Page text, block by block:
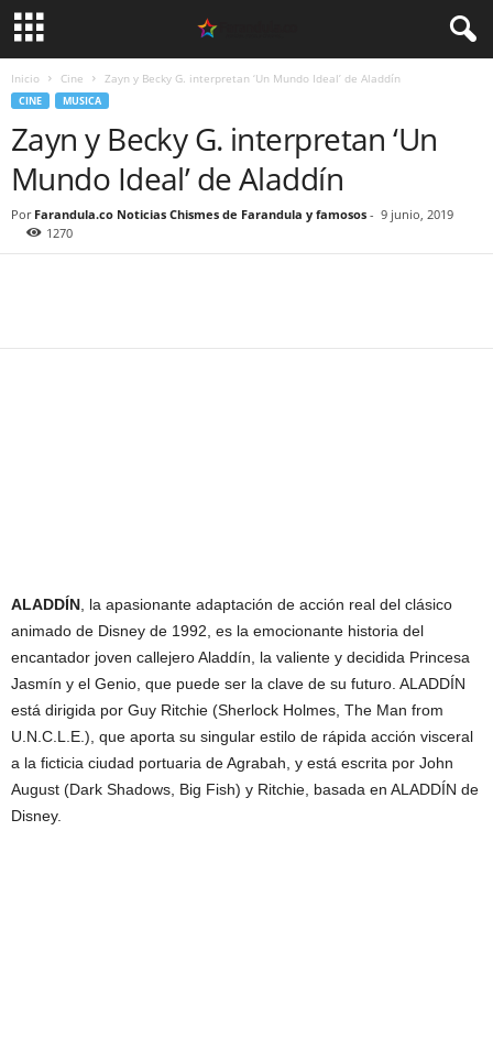
Inicio Cine Zayn y Becky G. interpretan ‘Un Mundo Ideal’ de Aladdín
CINE MUSICA
Zayn y Becky G. interpretan ‘Un
Mundo Ideal’ de Aladdín
Por Farandula.co Noticias Chismes de Farandula y famosos - 9 junio, 2019
1270
ALADDÍN, la apasionante adaptación de acción real del clásico
animado de Disney de 1992, es la emocionante historia del
encantador joven callejero Aladdín, la valiente y decidida Princesa
Jasmín y el Genio, que puede ser la clave de su futuro. ALADDÍN
está dirigida por Guy Ritchie (Sherlock Holmes, The Man from
U.N.C.L.E.), que aporta su singular estilo de rápida acción visceral
a la ficticia ciudad portuaria de Agrabah, y está escrita por John
August (Dark Shadows, Big Fish) y Ritchie, basada en ALADDÍN de
Disney.